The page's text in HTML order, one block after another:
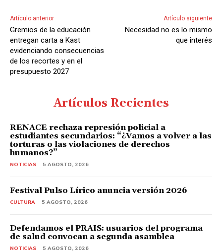
Artículo anterior
Gremios de la educación
entregan carta a Kast
evidenciando consecuencias
de los recortes y en el
presupuesto 2027
Artículo siguiente
Necesidad no es lo mismo
que interés
Artículos Recientes
RENACE rechaza represión policial a
estudiantes secundarios: “¿Vamos a volver a las
torturas o las violaciones de derechos
humanos?”
NOTICIAS 5 AGOSTO, 2026
Festival Pulso Lírico anuncia versión 2026
CULTURA 5 AGOSTO, 2026
Defendamos el PRAIS: usuarios del programa
de salud convocan a segunda asamblea
NOTICIAS 5 AGOSTO, 2026